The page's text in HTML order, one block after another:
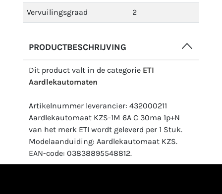
Vervuilingsgraad 2
PRODUCTBESCHRIJVING
Dit product valt in de categorie ETI
Aardlekautomaten
Artikelnummer leverancier: 432000211
Aardlekautomaat KZS-1M 6A C 30ma 1p+N
van het merk ETI wordt geleverd per 1 Stuk.
Modelaanduiding: Aardlekautomaat KZS.
EAN-code: 03838895548812.